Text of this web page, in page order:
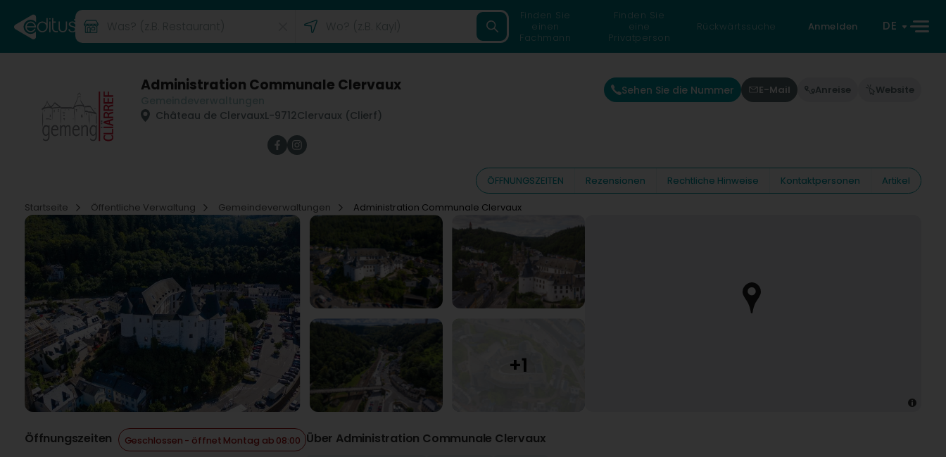
Finden Sie
einen
Fachmann
Finden Sie
eine
Privatperson
Rückwärtssuche Anmelden DE
Administration Communale Clervaux
Château de ClervauxL-9712Clervaux (Clierf)
Sehen Sie die Nummer E-Mail Anreise Website
ÖFFNUNGSZEITEN Rezensionen Rechtliche Hinweise Kontaktpersonen
Artikel
Startseite
Öffentliche Verwaltung Gemeindeverwaltungen Administration Communale Clervaux
Öffnungszeiten Geschlossen - öffnet Montag ab 08:00 Über Administration Communale Clervaux